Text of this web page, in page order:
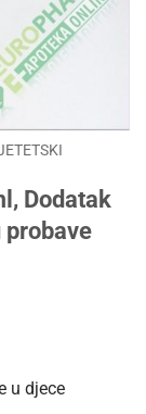
Dodatak
u djece